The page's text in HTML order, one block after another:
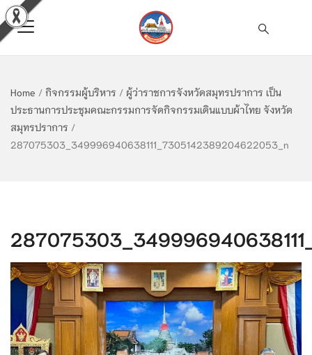
Home / กิจกรรมผู้บริหาร / ผู้ว่าราชการจังหวัดสมุทรปราการ เป็น
ประธานการประชุมคณะกรรมการจัดกิจกรรมเดินแบบผ้าไทย จังหวัด
สมุทรปราการ /
287075303_349996940638111_7305142389204622053_n